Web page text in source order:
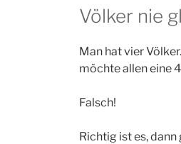
Völker nie
Man hat vier
möchte allen eine
Falsch!
Richtig ist es,